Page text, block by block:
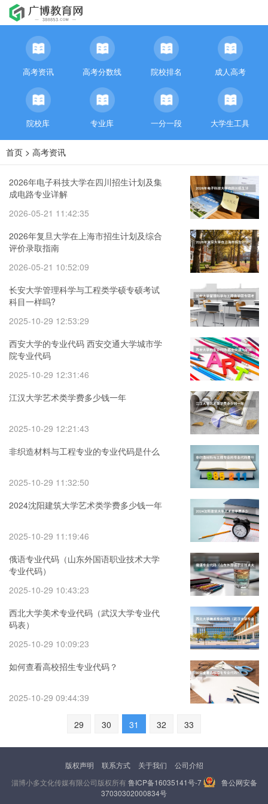
高考资讯 高考分数线 院校排名 成人高考
院校库 专业库 一分一段 大学生工具
首页 > 高考资讯
2026年电子科技大学在四川招生计划及集
成电路专业详解
2026-05-21 11:42:35
2026年复旦大学在上海市招生计划及综合
评价录取指南
2026-05-21 10:52:09
长安大学管理科学与工程类学硕专硕考试
科目一样吗?
2025-10-29 12:53:29
西安大学的专业代码 西安交通大学城市学
院专业代码
2025-10-29 12:31:46
江汉大学艺术类学费多少钱一年
2025-10-29 12:21:43
非织造材料与工程专业的专业代码是什么
2025-10-29 11:32:50
2024沈阳建筑大学艺术类学费多少钱一年
2025-10-29 11:19:46
俄语专业代码（山东外国语职业技术大学
专业代码）
2025-10-29 10:43:23
西北大学美术专业代码（武汉大学专业代
码表）
2025-10-29 10:09:23
如何查看高校招生专业代码？
2025-10-29 09:44:39
29 30 31 32 33
版权声明 联系方式 关于我们
公司介绍
淄博小多文化传媒有限公司版权所有鲁ICP备16035141号-7
鲁公网安备
37030302000834号